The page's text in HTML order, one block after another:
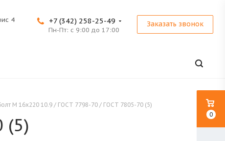
+7 (342) 258-25-49
Пн-Пт: с 9:00 до 17:00
Заказать звонок
4
M 16x220 10.9 / ГОСТ 7798-70 / ГОСТ 7805-70 (5)
(5) 0